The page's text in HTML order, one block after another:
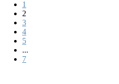
1
2
3
4
5
...
7